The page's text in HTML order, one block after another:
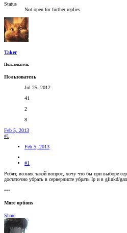
Status
Not open for further replies.
Taker
Пользователь
Пользователь
Jul 25, 2012
41
2
8
Feb 5, 2013
#1
Feb 5, 2013
#1
Ребят, возник такой вопрос, хочу что бы при выборе
достаточно убрать в серверлисте убрать Ip и в glinkd/
•••
More options
Share